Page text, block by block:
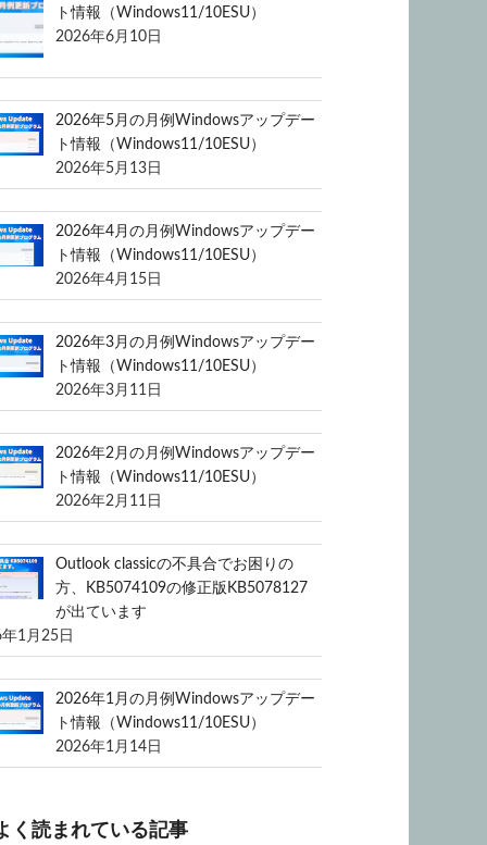
ト情報（Windows11/10ESU）
2026年6月10日
2026年5月の月例Windowsアップデー
ト情報（Windows11/10ESU）
2026年5月13日
2026年4月の月例Windowsアップデー
ト情報（Windows11/10ESU）
2026年4月15日
2026年3月の月例Windowsアップデー
ト情報（Windows11/10ESU）
2026年3月11日
2026年2月の月例Windowsアップデー
ト情報（Windows11/10ESU）
2026年2月11日
Outlook classicの不具合でお困りの
方、KB5074109の修正版KB5078127
が出ています
1月25日
2026年1月の月例Windowsアップデー
ト情報（Windows11/10ESU）
2026年1月14日
く読まれている記事